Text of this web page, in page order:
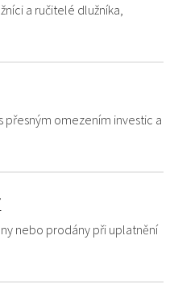
a ručitelé dlužníka,
přesným omezením investic a
nebo prodány při uplatnění